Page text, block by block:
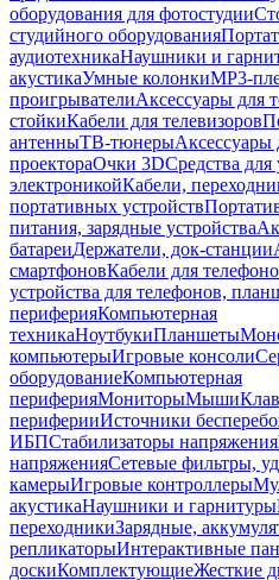
оборудования для фотостудии
студийного оборудования
аудиотехникаНаушники и
акустикаУмные колонкиMP3-
проигрывателиАксессуары для
стойкиКабели для телевизоров
антенныТВ-тюнерыАксессуары
проектораОчки 3DСредства для
электроникойКабели,
портативных устройств
питания, зарядные устройства
батареиДержатели, док-станции
смартфоновКабели для
устройства для телефонов,
периферияКомпьютерная
техникаНоутбукиПланшеты
компьютерыИгровые консоли
оборудованиеКомпьютерная
периферияМониторыМыши
периферииИсточники
ИБПСтабилизаторы напряжения
напряженияСетевые фильтры,
камерыИгровые контроллеры
акустикаНаушники и гарнитуры
переходникиЗарядные,
репликаторыИнтерактивные
доскиКомплектующиеЖесткие